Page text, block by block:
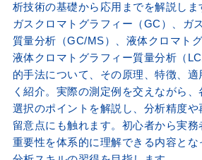
析技術の基礎から応用までを解説しま
ガスクロマトグラフィー（GC）、ガ
質量分析（GC/MS）、液体クロマト
液体クロマトグラフィー質量分析（
的手法について、その原理、特徴、
く紹介。実際の測定例を交えながら
選択のポイントを解説し、分析精度
留意点にも触れます。初心者から実
重要性を体系的に理解できる内容と